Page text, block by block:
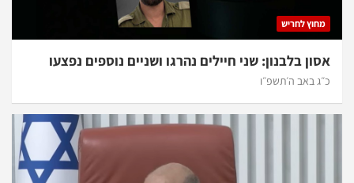
מחוץ לחריש
אסון בלבנון: שני חיילים נהרגו ושניים נוספים נפצעו
כ״ג באב ה׳תשפ״ו